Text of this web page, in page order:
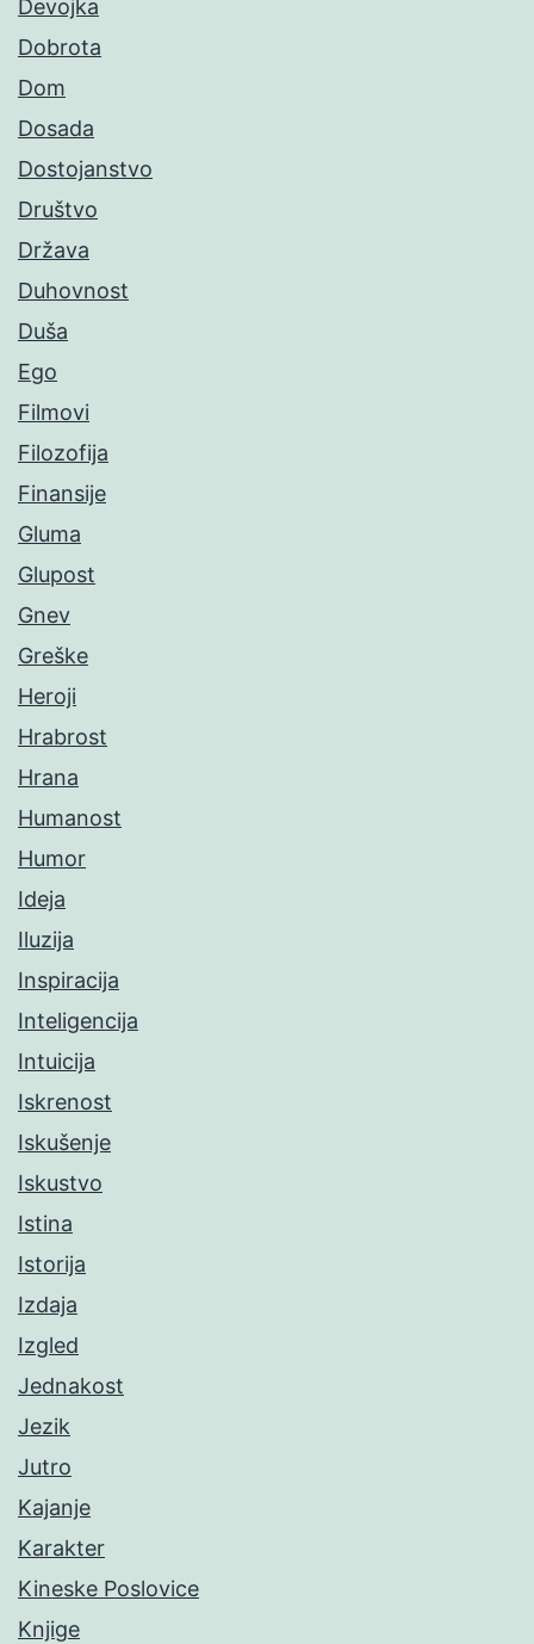
Devojka
Dobrota
Dom
Dosada
Dostojanstvo
Društvo
Država
Duhovnost
Duša
Ego
Filmovi
Filozofija
Finansije
Gluma
Glupost
Gnev
Greške
Heroji
Hrabrost
Hrana
Humanost
Humor
Ideja
Iluzija
Inspiracija
Inteligencija
Intuicija
Iskrenost
Iskušenje
Iskustvo
Istina
Istorija
Izdaja
Izgled
Jednakost
Jezik
Jutro
Kajanje
Karakter
Kineske Poslovice
Knjige